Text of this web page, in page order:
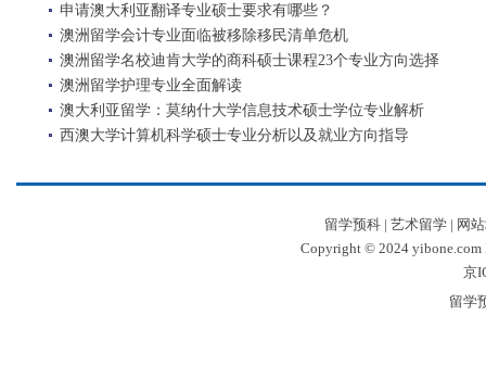
申请澳大利亚翻译专业硕士要求有哪些？
澳洲留学会计专业面临被移除移民清单危机
澳洲留学名校迪肯大学的商科硕士课程23个专业方向选择
澳洲留学护理专业全面解读
澳大利亚留学：莫纳什大学信息技术硕士学位专业解析
西澳大学计算机科学硕士专业分析以及就业方向指导
留学预科| 艺术留学| 网
Copyright © 2024 yibone.com
京
留学